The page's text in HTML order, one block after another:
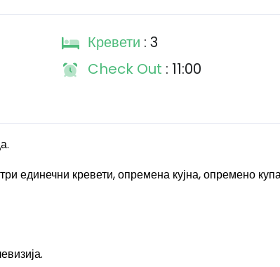
Кревети : 3
Check Out : 11:00
единечни кревети, опремена кујна, опремено